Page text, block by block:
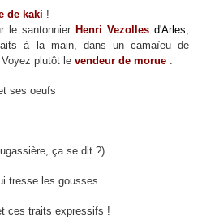
de kaki !
le santonnier Henri Vezolles d'Arles,
à la main, dans un camaïeu de
plutôt le vendeur de morue :
ses oeufs
ça se dit ?)
tresse les gousses
ces traits expressifs !